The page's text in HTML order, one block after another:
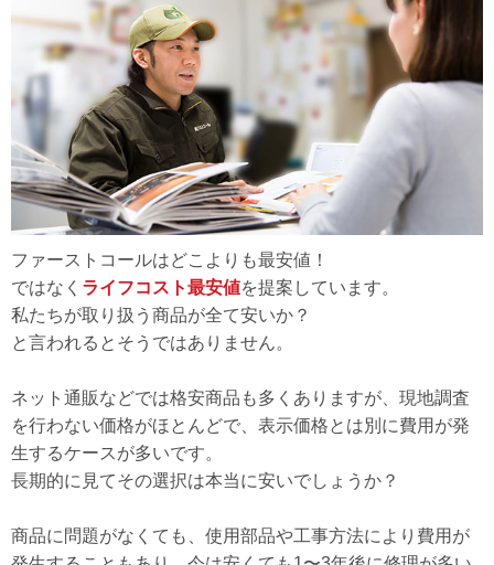
ファーストコールはどこよりも最安値！
ではなく ライフコスト最安値を提案しています。
私たちが取り扱う商品が全て安いか？
と言われるとそうではありません。
ネット通販などでは格安商品も多くありますが、現地調査
を行わない価格がほとんどで、表示価格とは別に費用が発
生するケースが多いです。
長期的に見てその選択は本当に安いでしょうか？
商品に問題がなくても、使用部品や工事方法により費用が